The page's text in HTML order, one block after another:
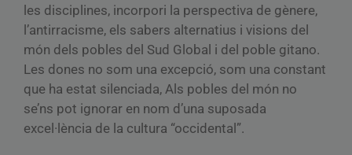
les disciplines, incorpori la perspectiva de gènere,
l’antirracisme, els sabers alternatius i visions del
món dels pobles del Sud Global i del poble gitano.
Les dones no som una excepció, som una constant
que ha estat silenciada, Als pobles del món no
se’ns pot ignorar en nom d’una suposada
excel·lència de la cultura “occidental”.